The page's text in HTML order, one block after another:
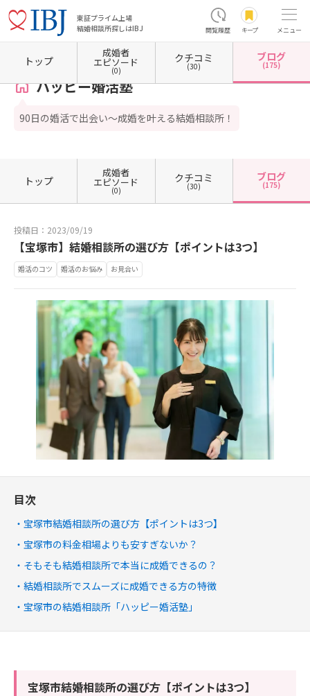
東証プライム上場
結婚相談所探しはIBJ
閲覧履歴 キープ メニュー
ホーム 兵庫県の結婚相談所 兵庫県宝塚市 ハッピー婚活塾 カウンセラーブログ一覧
ハッピー婚活塾
90日の婚活で出会い～成婚を叶える結婚相談所！
トップ
成婚者
エピソード
(0)
クチコミ
(30)
ブログ
(175)
トップ
成婚者
エピソード
(0)
クチコミ
(30)
ブログ
(175)
投稿日：2023/09/19
【宝塚市】結婚相談所の選び方【ポイントは3つ】
婚活のコツ 婚活のお悩み お見合い
目次
宝塚市結婚相談所の選び方【ポイントは3つ】
宝塚市の料金相場よりも安すぎないか？
そもそも結婚相談所で本当に成婚できるの？
結婚相談所でスムーズに成婚できる方の特徴
宝塚市の結婚相談所「ハッピー婚活塾」
宝塚市結婚相談所の選び方【ポイントは3つ】